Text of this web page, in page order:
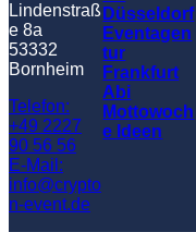
Lindenstraß
e 8a
53332
Bornheim
Telefon:
+49 2227
90 56 56
E-Mail:
info@crypto
n-event.de
Düsseldorf
Eventagen
tur
Frankfurt
Abi
Mottowoch
e Ideen